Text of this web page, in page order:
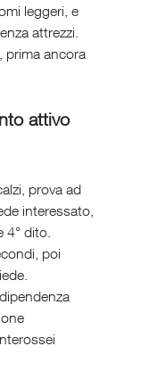
leggeri, e
attrezzi.
prima ancora
attivo
prova ad
interessato,
4° dito.
poi